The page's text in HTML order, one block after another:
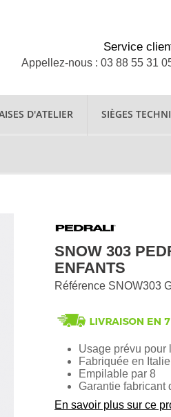
Service
Appellez-nous : 03 88 55 31
D'ATELIER SIÈGES
SNOW 303
ENFANTS
Référence SNOW303
Usage prévu pour
Fabriquée en Italie
Empilable par 8
Garantie fabricant
En savoir plus sur ce